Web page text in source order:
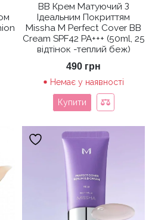
ВВ Крем Матуючий З
Ідеальним Покриттям
Missha M Perfect Cover BB
Cream SPF42 PA+++ (50ml, 25
відтінок -теплий беж)
490 грн
Немає у наявності
Купити